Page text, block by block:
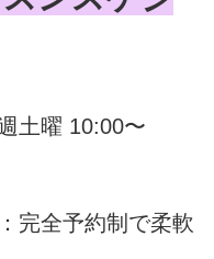
土曜 10:00〜
完全予約制で柔軟